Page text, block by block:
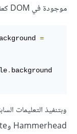
موجودة في DOM كعقد من نوع text
=
.
وبتنفيذ التعليمات
Hammerhead وGreat White قد تغير